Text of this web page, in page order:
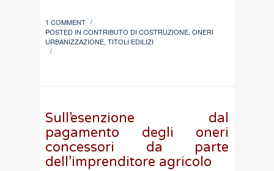
1 COMMENT /
POSTED IN CONTRIBUTO DI COSTRUZIONE,ONERI
URBANIZZAZIONE,TITOLI EDILIZI
/
Sull’esenzione dal
pagamento degli oneri
concessori da parte
dell’imprenditore agricolo